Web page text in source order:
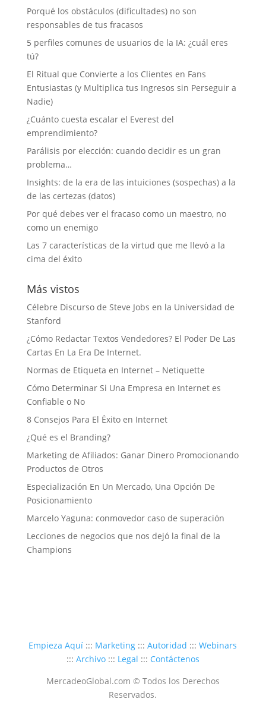
Porqué los obstáculos (dificultades) no son
responsables de tus fracasos
5 perfiles comunes de usuarios de la IA: ¿cuál eres
tú?
El Ritual que Convierte a los Clientes en Fans
Entusiastas (y Multiplica tus Ingresos sin Perseguir a
Nadie)
¿Cuánto cuesta escalar el Everest del
emprendimiento?
Parálisis por elección: cuando decidir es un gran
problema…
Insights: de la era de las intuiciones (sospechas) a la
de las certezas (datos)
Por qué debes ver el fracaso como un maestro, no
como un enemigo
Las 7 características de la virtud que me llevó a la
cima del éxito
Más vistos
Célebre Discurso de Steve Jobs en la Universidad de
Stanford
¿Cómo Redactar Textos Vendedores? El Poder De Las
Cartas En La Era De Internet.
Normas de Etiqueta en Internet – Netiquette
Cómo Determinar Si Una Empresa en Internet es
Confiable o No
8 Consejos Para El Éxito en Internet
¿Qué es el Branding?
Marketing de Afiliados: Ganar Dinero Promocionando
Productos de Otros
Especialización En Un Mercado, Una Opción De
Posicionamiento
Marcelo Yaguna: conmovedor caso de superación
Lecciones de negocios que nos dejó la final de la
Champions
Empieza Aquí ::: Marketing :::Autoridad :::Webinars
::: Archivo::: Legal ::: Contáctenos
MercadeoGlobal.com © Todos los Derechos
Reservados.